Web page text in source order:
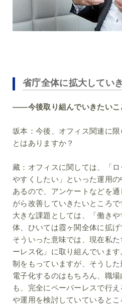
省庁全体に拡大してい
――今後取り組んでいきたいこ
坂本： 今後、オフィス関連に
とはありますか？
藏： オフィスに関しては、「
やすくしたい」といった運用
あるので、アンケートなどを
がら改善していきたいところで
大きな課題としては、「働き
体、ひいては霞ヶ関全体に拡げ
そういった意味では、現在私
ーレス化」に取り組んでいま
制をもっていますが、そうし
電子化するのはもちろん、職
も、完全にペーパーレスで行
や運用を検討していていると